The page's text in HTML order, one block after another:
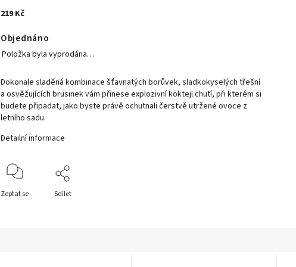
219 Kč
Objednáno
Položka byla vyprodána…
Dokonale sladěná kombinace šťavnatých borůvek, sladkokyselých třešní
a osvěžujících brusinek vám přinese explozivní koktejl chutí, při kterém si
budete připadat, jako byste právě ochutnali čerstvě utržené ovoce z
letního sadu.
Detailní informace
Zeptat se Sdílet